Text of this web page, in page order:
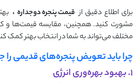
برای اطلاع دقیق از قیمت پنجره دوجداره ،
مشورت کنید. همچنین، مقایسه قیمت‌ها و
مختلف می‌تواند به شما در انتخاب بهتر کمک
چرا باید تعویض پنجره‌های قدیمی را
۱. بهبود بهره‌وری انرژی